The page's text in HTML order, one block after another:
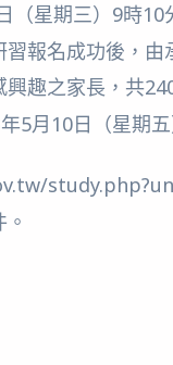
（星期三）9時10
報名成功後，由
趣之家長，共
5月10日（星期